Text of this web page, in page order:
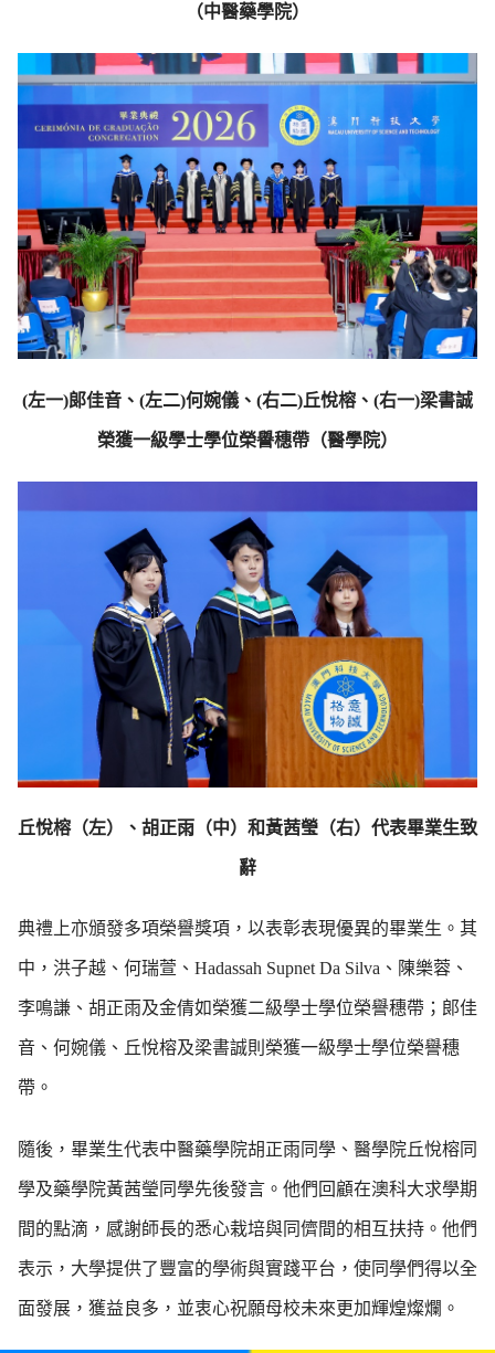
（中醫藥學院）
(左一)郎佳音、(左二)何婉儀、(右二)丘悅榕、(右一)梁書誠
榮獲一級學士學位榮譽穗帶（醫學院）
丘悅榕（左）、胡正雨（中）和黃茜瑩（右）代表畢業生致
辭
典禮上亦頒發多項榮譽獎項，以表彰表現優異的畢業生。其
中，洪子越、何瑞萱、Hadassah Supnet Da Silva、陳樂蓉、
李鳴謙、胡正雨及金倩如榮獲二級學士學位榮譽穗帶；郎佳
音、何婉儀、丘悅榕及梁書誠則榮獲一級學士學位榮譽穗
帶。
隨後，畢業生代表中醫藥學院胡正雨同學、醫學院丘悅榕同
學及藥學院黃茜瑩同學先後發言。他們回顧在澳科大求學期
間的點滴，感謝師長的悉心栽培與同儕間的相互扶持。他們
表示，大學提供了豐富的學術與實踐平台，使同學們得以全
面發展，獲益良多，並衷心祝願母校未來更加輝煌燦爛。